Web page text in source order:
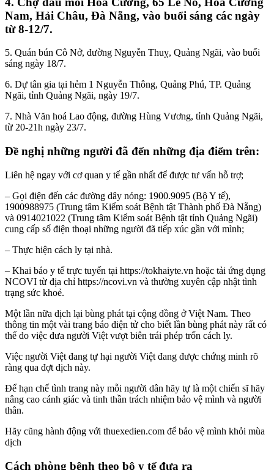
Nam, Hải Châu, Đà Nẵng, vào buổi sáng các ngày
từ 8-12/7.
5. Quán bún Cô Nở, đường Nguyễn Thuỵ, Quảng Ngãi, vào buổi
sáng ngày 18/7.
6. Dự tân gia tại hẻm 1 Nguyễn Thông, Quảng Phú, TP. Quảng
Ngãi, tỉnh Quảng Ngãi, ngày 19/7.
7. Nhà Văn hoá Lao động, đường Hùng Vương, tỉnh Quảng Ngãi,
từ 20-21h ngày 23/7.
Đề nghị những người đã đến những địa điểm trên:
Liên hệ ngay với cơ quan y tế gần nhất để được tư vấn hỗ trợ;
– Gọi điện đến các đường dây nóng: 1900.9095 (Bộ Y tế),
1900988975 (Trung tâm Kiểm soát Bệnh tật Thành phố Đà Nẵng)
và 0914021022 (Trung tâm Kiểm soát Bệnh tật tỉnh Quảng Ngãi)
cung cấp số điện thoại những người đã tiếp xúc gần với mình;
– Thực hiện cách ly tại nhà.
– Khai báo y tế trực tuyến tại https://tokhaiyte.vn hoặc tải ứng dụng
NCOVI từ địa chỉ https://ncovi.vn và thường xuyên cập nhật tình
trạng sức khoẻ.
Một lần nữa dịch lại bùng phát tại cộng đồng ở Việt Nam. Theo
thông tin một vài trang báo điện tử cho biết lần bùng phát này rất có
thể do việc đưa người Việt vượt biên trái phép trốn cách ly.
Việc người Việt đang tự hại người Việt đang được chứng minh rõ
ràng qua đợt dịch này.
Để hạn chế tình trang này mỗi người dân hãy tự là một chiến sĩ hãy
nâng cao cánh giác và tinh thần trách nhiệm bảo vệ mình và người
thân.
Hãy cũng hành động với thuexedien.com để bảo vệ mình khỏi mùa
dịch
Cách phòng bệnh theo bộ y tế đưa ra